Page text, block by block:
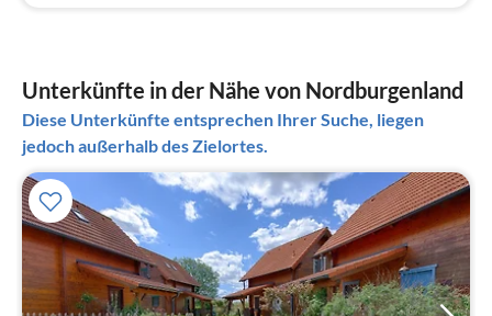
Unterkünfte in der Nähe von Nordburgenland
Diese Unterkünfte entsprechen Ihrer Suche, liegen
jedoch außerhalb des Zielortes.